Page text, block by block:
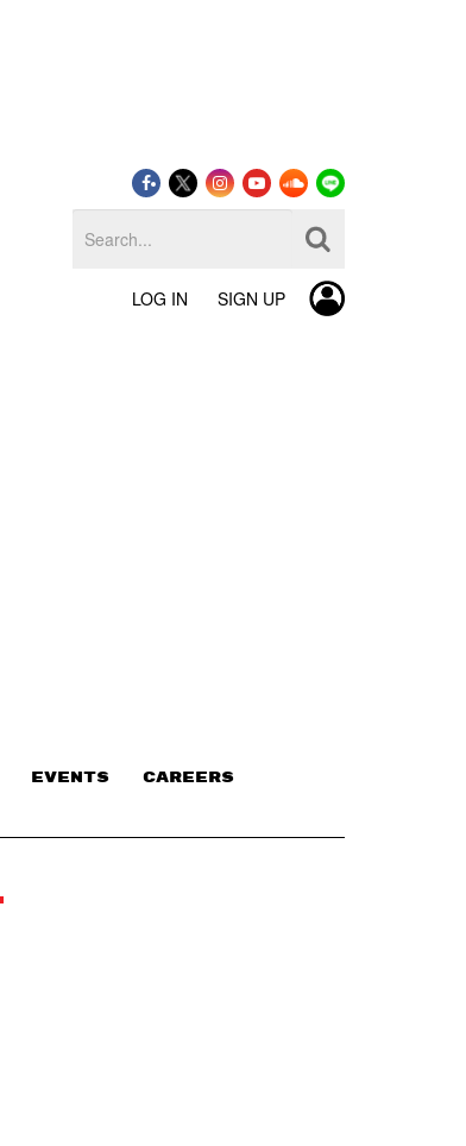
LOG IN SIGN UP
EVENTS CAREERS